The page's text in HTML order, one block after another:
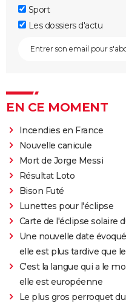
Sport
Les dossiers d'actu
EN CE MOMENT
Incendies en France
Nouvelle canicule
Mort de Jorge Messi
Résultat Loto
Bison Futé
Lunettes pour l'éclipse
Carte de l'éclipse solaire
Une nouvelle date
elle est plus tardive que
C'est la langue qui a le
elle est européenne
Le plus gros perroquet